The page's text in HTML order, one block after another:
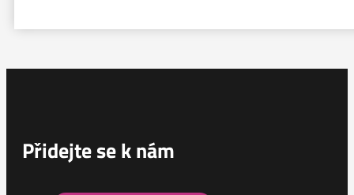
Přidejte se k nám